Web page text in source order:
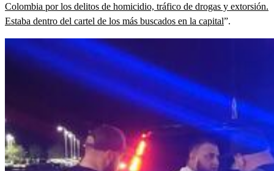
Colombia por los delitos de homicidio, tráfico de drogas y extorsión.
Estaba dentro del cartel de los más buscados en la capital”.